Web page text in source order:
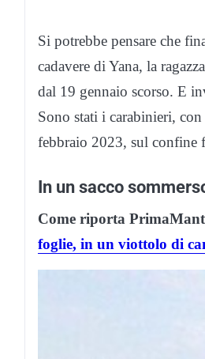
Si potrebbe pensare che
cadavere di Yana, la
dal 19 gennaio scorso. E
Sono stati i carabinieri, con
febbraio 2023, sul confine
In un sacco
Come riporta
foglie, in un viottolo di